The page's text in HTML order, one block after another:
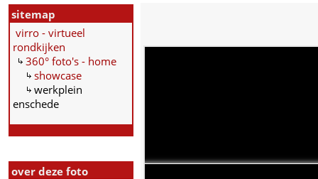
sitemap
virro - virtueel
rondkijken
360° foto's - home
showcase
werkplein
enschede
over deze foto